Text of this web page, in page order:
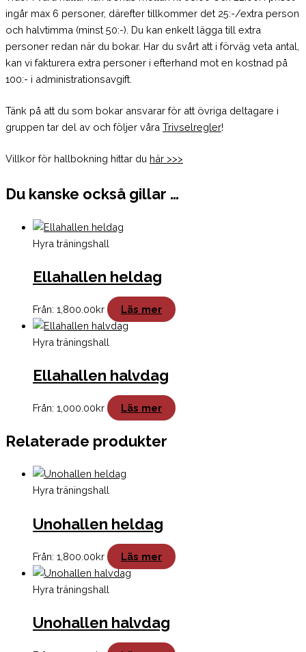
ingår max 6 personer, därefter tillkommer det 25:-/extra person
och halvtimma (minst 50:-). Du kan enkelt lägga till extra
personer redan när du bokar. Har du svårt att i förväg veta antal,
kan vi fakturera extra personer i efterhand mot en kostnad på
100:- i administrationsavgift.
Tänk på att du som bokar ansvarar för att övriga deltagare i
gruppen tar del av och följer våra Trivselregler!
Villkor för hallbokning hittar du här >>>
Du kanske också gillar …
Hyra träningshall
Ellahallen heldag
Från: 1,800.00kr Läs mer
Hyra träningshall
Ellahallen halvdag
Från: 1,000.00kr Läs mer
Relaterade produkter
Hyra träningshall
Unohallen heldag
Från: 1,800.00kr Läs mer
Hyra träningshall
Unohallen halvdag